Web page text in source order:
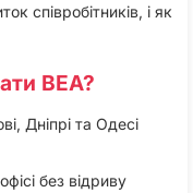
співробітників, і як
BEA?
Дніпрі та Одесі
без відриву